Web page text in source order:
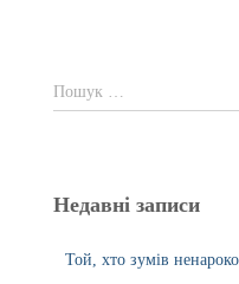
Пошук …
Недавні записи
Той, хто зумів